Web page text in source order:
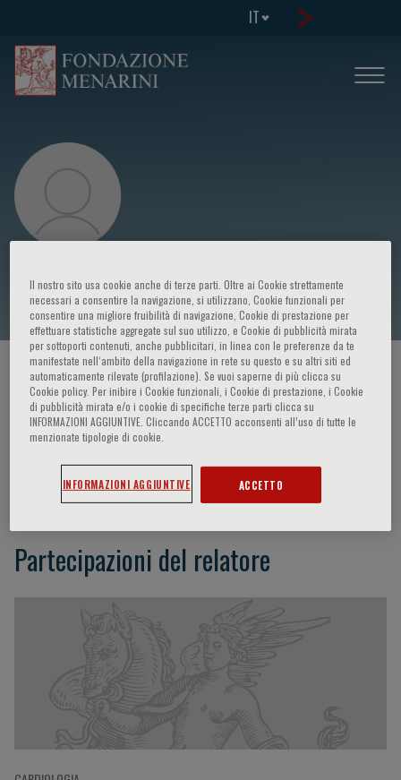
IT
Angela Sciacqua
HOME PAGE / CORSI ED EVENTI / RELATORE
Angela Sciacqua
Partecipazioni del relatore
Il nostro sito usa cookie anche di terze parti. Oltre ai Cookie strettamente
necessari a consentire la navigazione, si utilizzano, Cookie funzionali per
consentire una migliore fruibilità di navigazione, Cookie di prestazione per
effettuare statistiche aggregate sul suo utilizzo, e Cookie di pubblicità mirata
per sottoporti contenuti, anche pubblicitari, in linea con le preferenze da te
manifestate nell‘ambito della navigazione in rete su questo e su altri siti ed
automaticamente rilevate (profilazione). Se vuoi saperne di più clicca su
Cookie policy. Per inibire i Cookie funzionali, i Cookie di prestazione, i Cookie
di pubblicità mirata e/o i cookie di specifiche terze parti clicca su
INFORMAZIONI AGGIUNTIVE. Cliccando ACCETTO acconsenti all’uso di tutte le
menzionate tipologie di cookie.
INFORMAZIONI AGGIUNTIVE ACCETTO